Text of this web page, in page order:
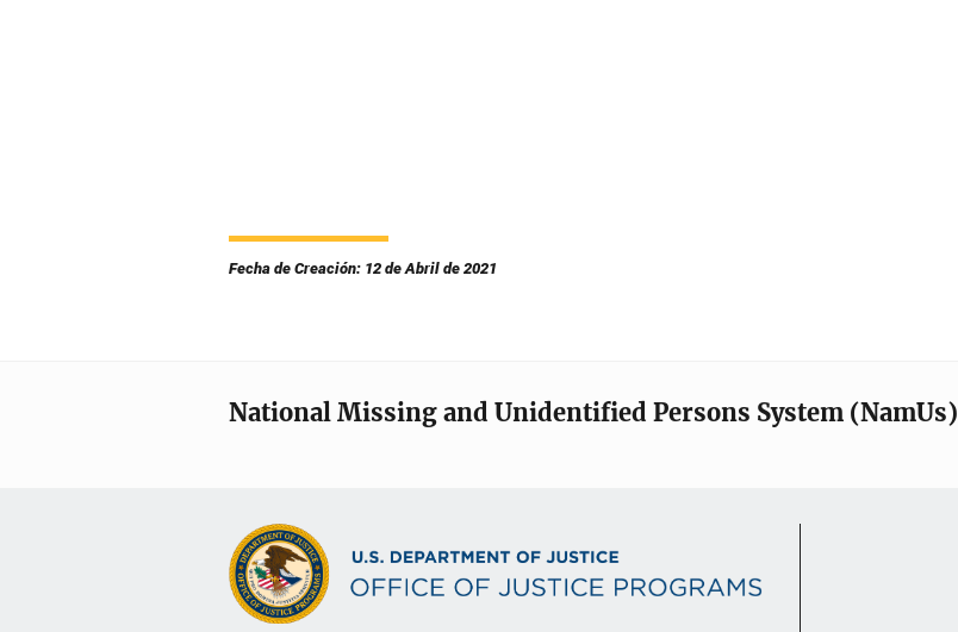
Fecha de Creación: 12 de Abril de 2021
National Missing and Unidentified Persons System (NamUs)